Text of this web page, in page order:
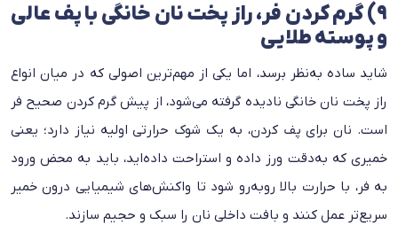
۹) گرم‌ کردن فر، راز پخت نان خانگی با پف عالی
و پوسته طلایی
شاید ساده به‌نظر برسد، اما یکی از مهم‌ترین اصولی که در میان انواع
راز پخت نان خانگی نادیده گرفته می‌شود، از پیش‌ گرم‌ کردن صحیح فر
است. نان برای پف کردن، به یک شوک حرارتی اولیه نیاز دارد؛ یعنی
خمیری که به‌دقت ورز داده و استراحت داده‌اید، باید به محض ورود
به فر، با حرارت بالا روبه‌رو شود تا واکنش‌های شیمیایی درون خمیر
سریع‌تر عمل کنند و بافت داخلی نان را سبک و حجیم سازند.